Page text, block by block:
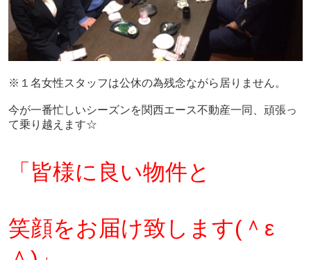
※１名女性スタッフは公休の為残念ながら居りません。
今が一番忙しいシーズンを関西エース不動産一同、頑張っ
て乗り越えます☆
「皆様に良い物件と
笑顔をお届け致します(＾ε